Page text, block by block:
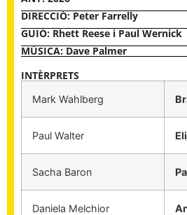
DIRECCIÓ: Peter Farrelly
GUIÓ: Rhett Reese i Paul Wernick
MÚSICA: Dave Palmer
INTÈRPRETS
Mark Wahlberg
Paul Walter
Sacha Baron
Daniela Melchior